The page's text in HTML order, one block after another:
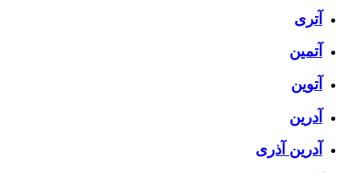
آتری
آتمین
آتوین
آدرین
آدرین آذری